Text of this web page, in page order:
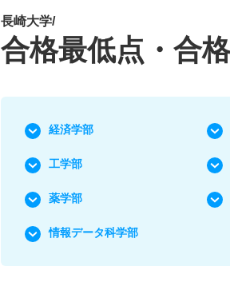
長崎大学/
合格最低点・合
経済学部
工学部
薬学部
情報データ科学部